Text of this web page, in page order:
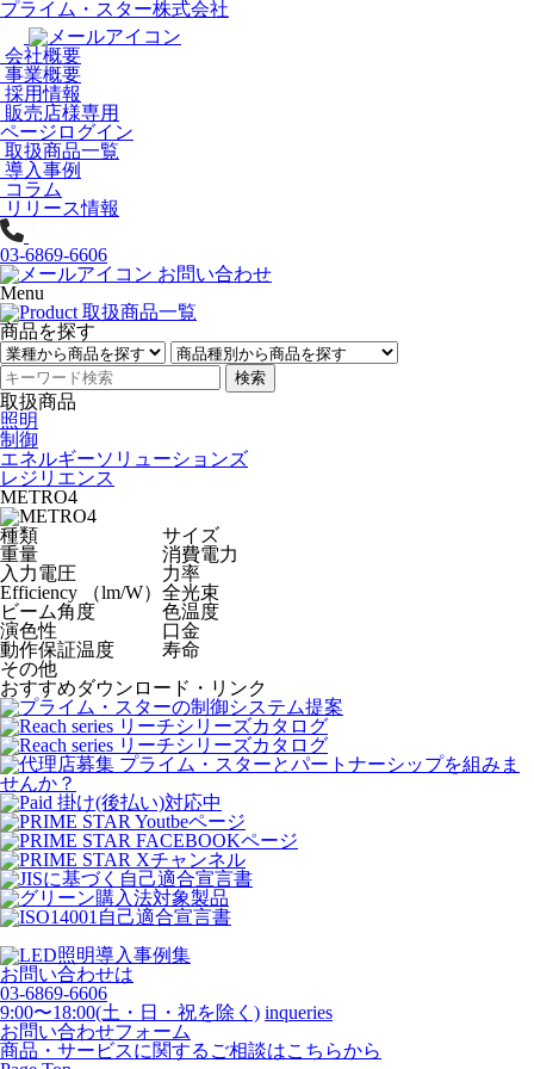
プライム・スター株式会社
会社概要
事業概要
採用情報
販売店様専用
ページログイン
取扱商品一覧
導入事例
コラム
リリース情報
03-6869-6606
お問い合わせ
Menu
商品を探す
検索
取扱商品
照明
制御
エネルギーソリューションズ
レジリエンス
METRO4
種類
サイズ
重量
消費電力
入力電圧
力率
Efficiency （lm/W） 全光束
ビーム角度
色温度
演色性
口金
動作保証温度
寿命
その他
おすすめダウンロード・リンク
お問い合わせは
03-6869-6606
9:00〜18:00(土・日・祝を除く) inqueries
お問い合わせフォーム
商品・サービスに関するご相談はこちらから